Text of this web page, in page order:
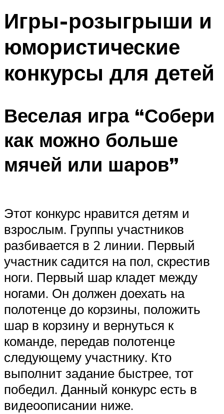
Игры-розыгрыши и
юмористические
конкурсы для детей
Веселая игра “Собери
как можно больше
мячей или шаров”
Этот конкурс нравится детям и
взрослым. Группы участников
разбивается в 2 линии. Первый
участник садится на пол, скрестив
ноги. Первый шар кладет между
ногами. Он должен доехать на
полотенце до корзины, положить
шар в корзину и вернуться к
команде, передав полотенце
следующему участнику. Кто
выполнит задание быстрее, тот
победил. Данный конкурс есть в
видеоописании ниже.